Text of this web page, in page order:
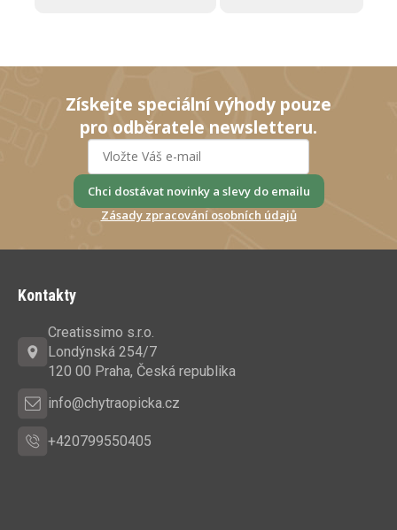
Získejte speciální výhody pouze
pro odběratele newsletteru.
Chci dostávat novinky a slevy do emailu
Zásady zpracování osobních údajů
Kontakty
Creatissimo s.r.o.
Londýnská 254/7
120 00 Praha, Česká republika
info@chytraopicka.cz
+420799550405